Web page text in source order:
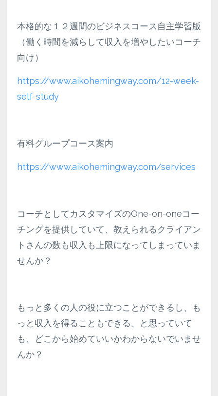
本格的な１２週間のビジネスコース自主学習版
（働く時間を減らして収入を増やしたいコーチ
向け）
https://www.aikohemingway.com/12-week-
self-study
有料グループコース案内
https://www.aikohemingway.com/services
コーチとしてカスタマイズのOne-on-oneコー
チングを提供していて、教えられるクライアン
トさんの数も収入も上限になってしまっていま
せんか？
もっと多くの人の役に立つことができるし、も
っと収入を得ることもできる、と思っていて
も、どこから始めていいかわからないでいませ
んか？